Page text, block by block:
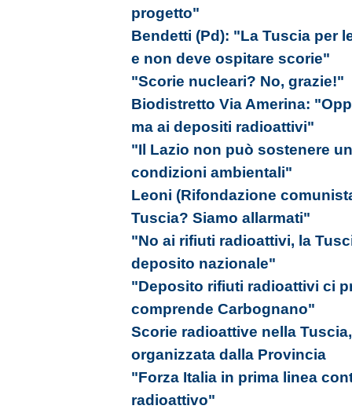
progetto"
Bendetti (Pd): "La Tuscia per
e non deve ospitare scorie"
"Scorie nucleari? No, grazie!"
Biodistretto Via Amerina:
ma ai depositi radioattivi"
"Il Lazio non può sostenere
condizioni ambientali"
Leoni (Rifondazione
Tuscia? Siamo allarmati"
"No ai rifiuti radioattivi, la
deposito nazionale"
"Deposito rifiuti radioattivi ci
comprende Carbognano"
Scorie radioattive nella
organizzata dalla Provincia
"Forza Italia in prima linea
radioattivo"